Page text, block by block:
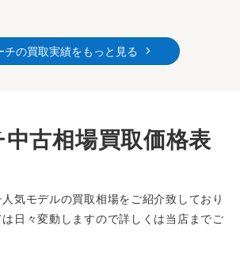
チの買取実績をもっと見る
古相場買取価格表
気モデルの買取相場をご紹介致しており
日々変動しますので詳しくは当店までご